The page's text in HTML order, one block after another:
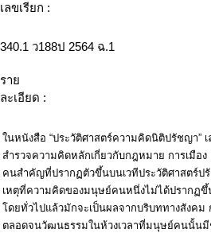
เลขเรียก :
340.1 ว188ป 2564 ฉ.1
ราย
ละเอียด :
ในหนังสือ “ประวัติศาสตร์ความคิดนิติปรัชญา”
สำรวจความคิดหลักเกี่ยวกับกฎหมาย การเมือ
คนสำคัญที่ปรากฏตัวขึ้นบนเวทีประวัติศาสตร์ป
เหตุที่ความคิดของมนุษย์คนหนึ่งไม่ได้ปรากฏขึ้
โดยทั่วไปแล้วมักจะเป็นผลจากบริบททางสังคม
ตลอดจนวัฒนธรรมในห้วงเวลาที่มนุษย์คนนั้นมี